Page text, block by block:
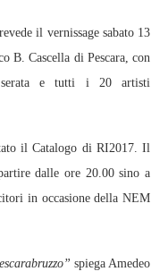
il vernissage sabato 13
B. Cascella di Pescara, con
serata e tutti i 20 artisti
il Catalogo di RI2017. Il
dalle ore 20.00 sino a
in occasione della NEM
spiega Amedeo